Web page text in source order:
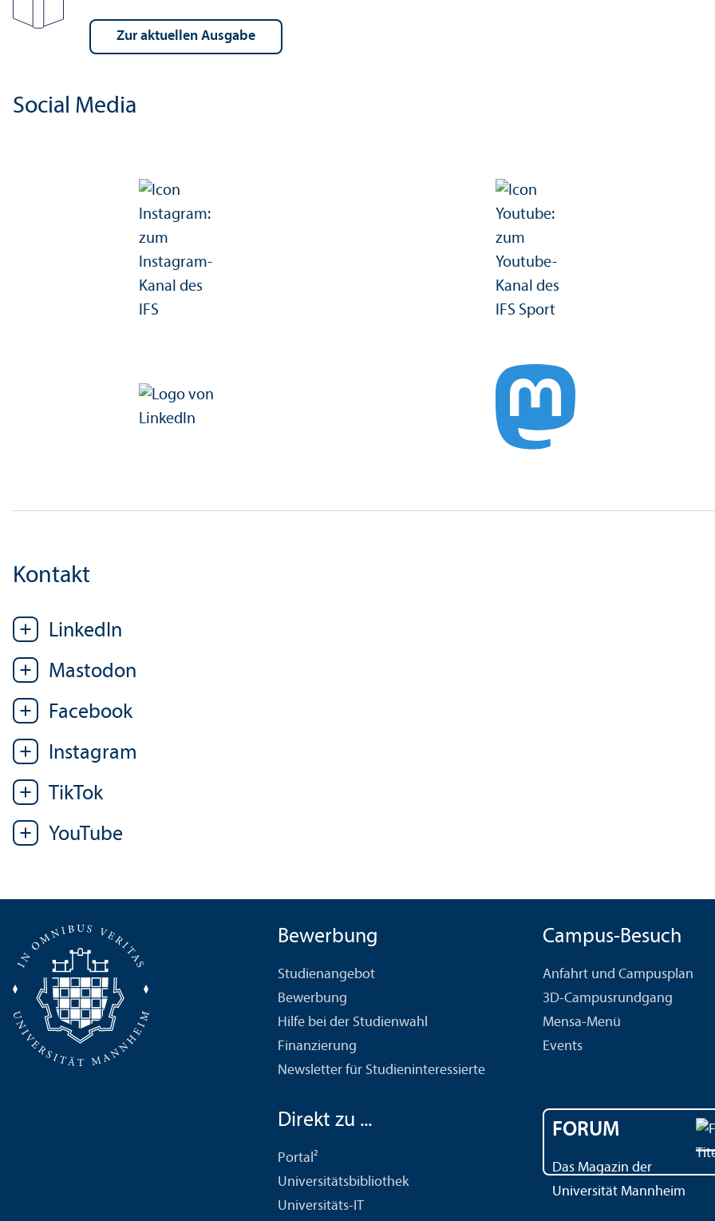
Zur aktuellen Ausgabe
Social Media
Kontakt
LinkedIn
Mastodon
Facebook
Instagram
TikTok
YouTube
Bewerbung
Studien­angebot
Bewerbung
Hilfe bei der Studien­wahl
Finanzierung
Newsletter für Studien­interessierte
Campus-Besuch
Anfahrt und Campusplan
3D-Campusrundgang
Mensa-Menü
Events
Direkt zu ...
Portal²
Universitäts­bibliothek
Universitäts-IT
FORUM
Das Magazin der
Universität Mannheim